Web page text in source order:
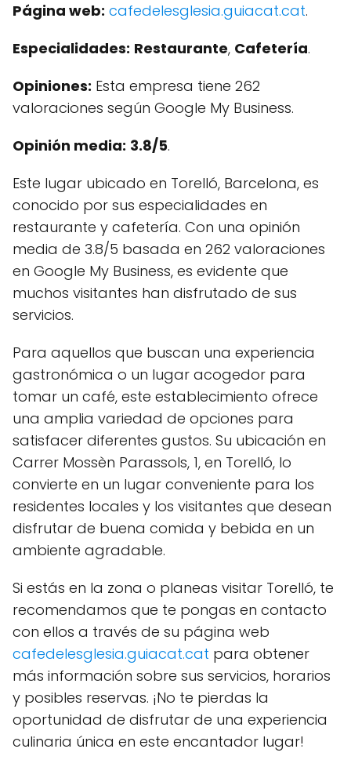
Página web: cafedelesglesia.guiacat.cat.
Especialidades: Restaurante, Cafetería.
Opiniones: Esta empresa tiene 262
valoraciones según Google My Business.
Opinión media: 3.8/5.
Este lugar ubicado en Torelló, Barcelona, es
conocido por sus especialidades en
restaurante y cafetería. Con una opinión
media de 3.8/5 basada en 262 valoraciones
en Google My Business, es evidente que
muchos visitantes han disfrutado de sus
servicios.
Para aquellos que buscan una experiencia
gastronómica o un lugar acogedor para
tomar un café, este establecimiento ofrece
una amplia variedad de opciones para
satisfacer diferentes gustos. Su ubicación en
Carrer Mossèn Parassols, 1, en Torelló, lo
convierte en un lugar conveniente para los
residentes locales y los visitantes que desean
disfrutar de buena comida y bebida en un
ambiente agradable.
Si estás en la zona o planeas visitar Torelló, te
recomendamos que te pongas en contacto
con ellos a través de su página web
cafedelesglesia.guiacat.cat para obtener
más información sobre sus servicios, horarios
y posibles reservas. ¡No te pierdas la
oportunidad de disfrutar de una experiencia
culinaria única en este encantador lugar!